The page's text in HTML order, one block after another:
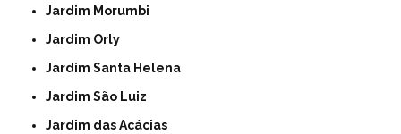
Jardim Morumbi
Jardim Orly
Jardim Santa Helena
Jardim São Luiz
Jardim das Acácias